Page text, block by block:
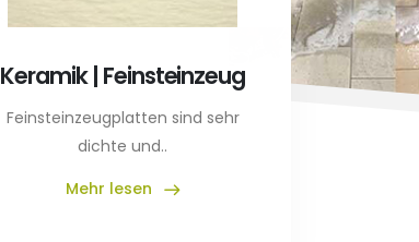
Keramik | Feinsteinzeug
Feinsteinzeugplatten sind sehr
dichte und..
Mehr lesen